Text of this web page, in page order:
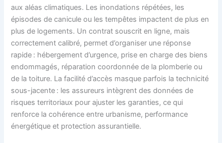
aux aléas climatiques. Les inondations répétées, les
épisodes de canicule ou les tempêtes impactent de plus en
plus de logements. Un contrat souscrit en ligne, mais
correctement calibré, permet d’organiser une réponse
rapide : hébergement d’urgence, prise en charge des biens
endommagés, réparation coordonnée de la plomberie ou
de la toiture. La facilité d’accès masque parfois la technicité
sous-jacente : les assureurs intègrent des données de
risques territoriaux pour ajuster les garanties, ce qui
renforce la cohérence entre urbanisme, performance
énergétique et protection assurantielle.